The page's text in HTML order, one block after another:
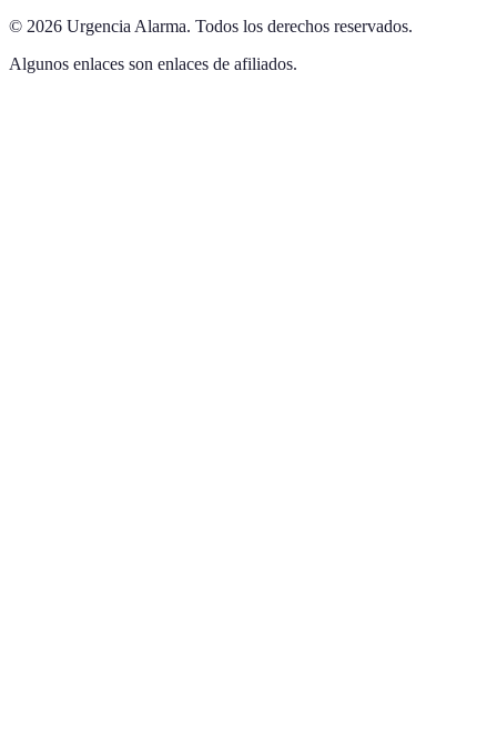
© 2026 Urgencia Alarma. Todos los derechos reservados.
Algunos enlaces son enlaces de afiliados.